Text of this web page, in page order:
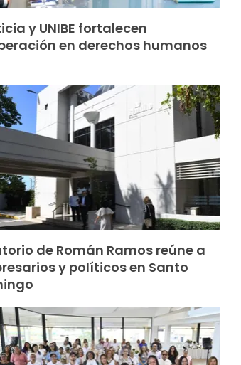
y UNIBE fortalecen
en derechos humanos
de Román Ramos reúne a
y políticos en Santo